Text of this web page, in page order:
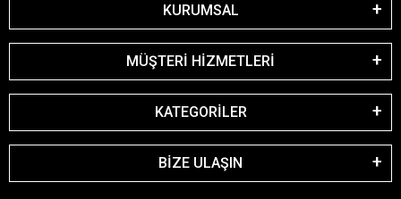
KURUMSAL
MÜŞTERİ HİZMETLERİ
KATEGORİLER
BİZE ULAŞIN